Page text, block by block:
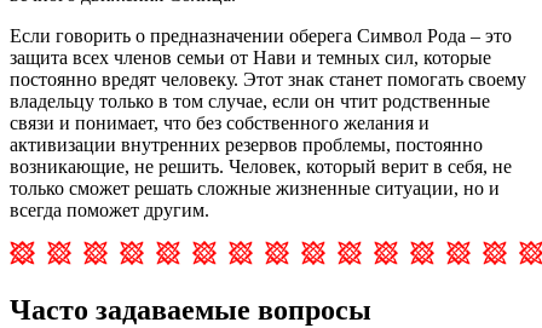
Если говорить о предназначении оберега Символ Рода – это
защита всех членов семьи от Нави и темных сил, которые
постоянно вредят человеку. Этот знак станет помогать своему
владельцу только в том случае, если он чтит родственные
связи и понимает, что без собственного желания и
активизации внутренних резервов проблемы, постоянно
возникающие, не решить. Человек, который верит в себя, не
только сможет решать сложные жизненные ситуации, но и
всегда поможет другим.
Часто задаваемые вопросы